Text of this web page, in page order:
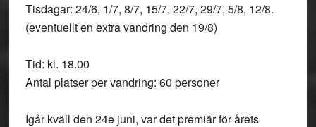
Tisdagar: 24/6, 1/7, 8/7, 15/7, 22/7, 29/7, 5/8, 12/8.
(eventuellt en extra vandring den 19/8)
Tid: kl. 18.00
Antal platser per vandring: 60 personer
Igår kväll den 24e juni, var det premiär för årets